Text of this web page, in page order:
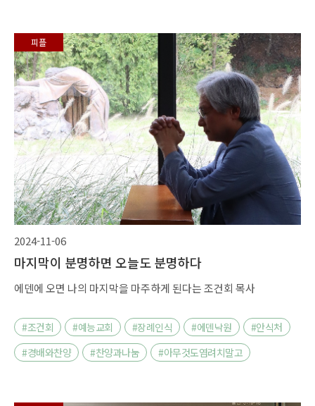
피플
2024-11-06
마지막이 분명하면 오늘도 분명하다
에덴에 오면 나의 마지막을 마주하게 된다는 조건회 목사
#조건회 #예능교회 #장례인식 #에덴낙원
#안식처
#경배와찬양
#찬양과나눔 #아무것도염려치말고